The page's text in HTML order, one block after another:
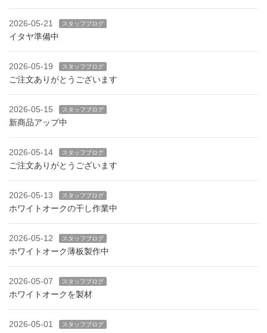
2026-05-21 スタッフブログ
イタヤ準備中
2026-05-19 スタッフブログ
ご注文ありがとうございます
2026-05-15 スタッフブログ
新商品アップ中
2026-05-14 スタッフブログ
ご注文ありがとうございます
2026-05-13 スタッフブログ
ホワイトオークの干し作業中
2026-05-12 スタッフブログ
ホワイトオーク薄板製作中
2026-05-07 スタッフブログ
ホワイトオークを製材
2026-05-01 スタッフブログ